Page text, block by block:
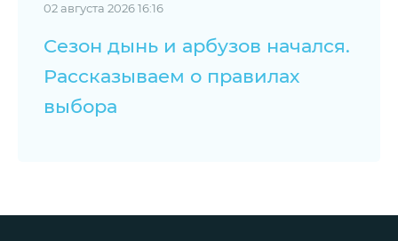
02 августа 2026 16:16
Сезон дынь и арбузов начался.
Рассказываем о правилах
выбора